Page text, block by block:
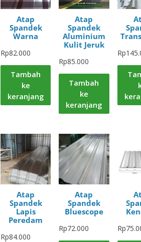
Atap
Spandek
Warna
Rp82.000
Tambah
ke
keranjang
Atap
Spandek
Aluminium
Kulit Jeruk
Rp85.000
Tambah
ke
keranjang
Rp
Atap
Spandek
Lapis
Peredam
Rp84.000
Atap
Spandek
Bluescope
Rp72.000 Rp